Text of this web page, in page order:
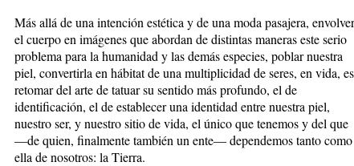
Más allá de una intención estética y de una moda pasajera, envolver
el cuerpo en imágenes que abordan de distintas maneras este serio
problema para la humanidad y las demás especies, poblar nuestra
piel, convertirla en hábitat de una multiplicidad de seres, en vida, es
retomar del arte de tatuar su sentido más profundo, el de
identificación, el de establecer una identidad entre nuestra piel,
nuestro ser, y nuestro sitio de vida, el único que tenemos y del que
—de quien, finalmente también un ente— dependemos tanto como
ella de nosotros: la Tierra.